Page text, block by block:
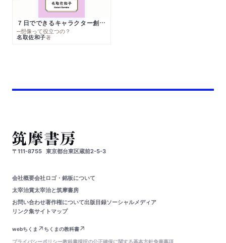
７日でできるキャラクター創作入門
─想像って役立つの？
名取佐和子著
〒111-8755 東京都台東区蔵前2-5-3
会社概要会社ロゴ・銘板について
太宰治賞太宰治と筑摩書房
お問い合わせ著作権について出版目録ソーシャルメディア
リンク集サイトマップ
webちくま
ちくまの教科書
プライバシーポリシー教科書採択の公正確保に関する基本方針免責事項